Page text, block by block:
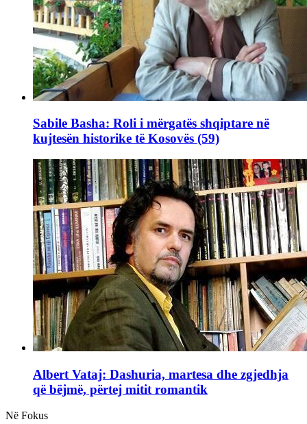
Sabile Basha: Roli i mërgatës shqiptare në
kujtesën historike të Kosovës (59)
Albert Vataj: Dashuria, martesa dhe zgjedhja
që bëjmë, përtej mitit romantik
Në Fokus